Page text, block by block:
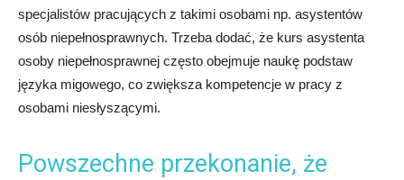
specjalistów pracujących z takimi osobami np. asystentów
osób niepełnosprawnych. Trzeba dodać, że kurs asystenta
osoby niepełnosprawnej często obejmuje naukę podstaw
języka migowego, co zwiększa kompetencje w pracy z
osobami niesłyszącymi.
Powszechne przekonanie, że